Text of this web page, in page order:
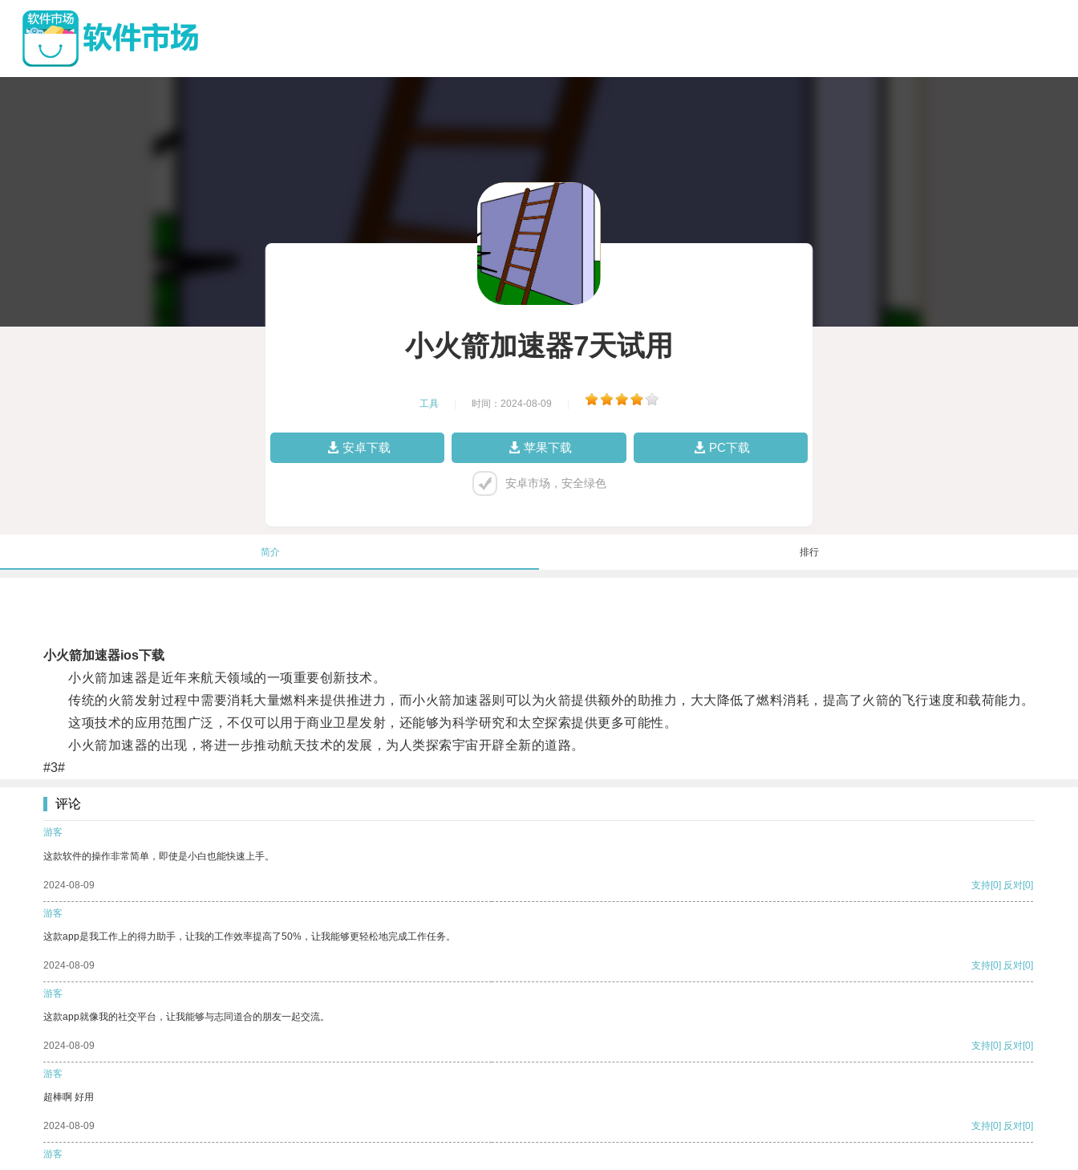
小火箭加速器7天试用
工具 时间：2024-08-09
安卓下载 苹果下载 PC下载
安卓市场，安全绿色
简介 排行
小火箭加速器ios下载
小火箭加速器是近年来航天领域的一项重要创新技术。
传统的火箭发射过程中需要消耗大量燃料来提供推进力，而小火箭加速器则可以为火箭提供额外的助推力，大大降低了燃料消耗，提高了火箭的飞行速度和载荷能力。
这项技术的应用范围广泛，不仅可以用于商业卫星发射，还能够为科学研究和太空探索提供更多可能性。
小火箭加速器的出现，将进一步推动航天技术的发展，为人类探索宇宙开辟全新的道路。
#3#
评论
游客
这款软件的操作非常简单，即使是小白也能快速上手。
2024-08-09 支持[0] 反对[0]
游客
这款app是我工作上的得力助手，让我的工作效率提高了50%，让我能够更轻松地完成工作任务。
2024-08-09 支持[0] 反对[0]
游客
这款app就像我的社交平台，让我能够与志同道合的朋友一起交流。
2024-08-09 支持[0] 反对[0]
游客
超棒啊 好用
2024-08-09 支持[0] 反对[0]
游客